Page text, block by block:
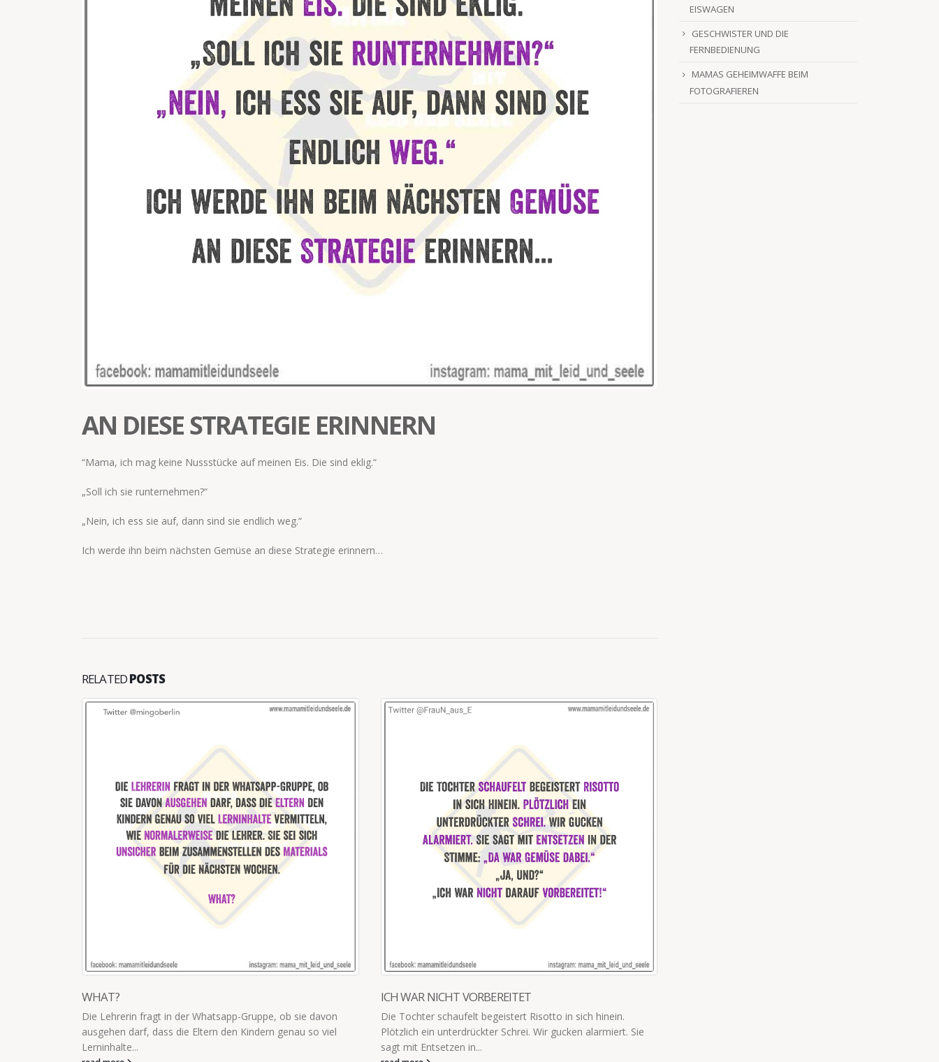
AN DIESE STRATEGIE ERINNERN
“Mama, ich mag keine Nussstücke auf meinen Eis. Die sind eklig.“
„Soll ich sie runternehmen?“
„Nein, ich ess sie auf, dann sind sie endlich weg.“
Ich werde ihn beim nächsten Gemüse an diese Strategie erinnern…
RELATEDPOSTS
WHAT?
Die Lehrerin fragt in der Whatsapp-Gruppe, ob sie davon
ausgehen darf, dass die Eltern den Kindern genau so viel
Lerninhalte...
ICH WAR NICHT VORBEREITET
Die Tochter schaufelt begeistert Risotto in sich hinein.
Plötzlich ein unterdrückter Schrei. Wir gucken alarmiert. Sie
sagt mit Entsetzen in...
EISWAGEN
GESCHWISTER UND DIE
FERNBEDIENUNG
MAMAS GEHEIMWAFFE BEIM
FOTOGRAFIEREN